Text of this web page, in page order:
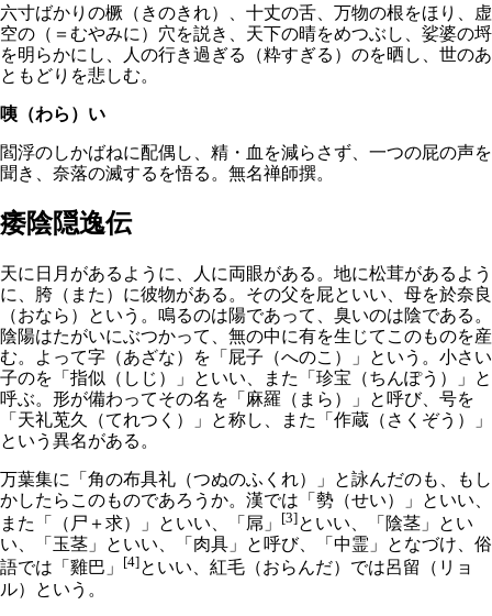
六寸ばかりの橛（きのきれ）、十丈の舌、万物の根をほり、虚
空の（＝むやみに）穴を説き、天下の晴をめつぶし、娑婆の埒
を明らかにし、人の行き過ぎる（粋すぎる）のを晒し、世のあ
ともどりを悲しむ。
咦（わら）い
閻浮のしかばねに配偶し、精・血を減らさず、一つの屁の声を
聞き、奈落の滅するを悟る。無名禅師撰。
痿陰隠逸伝
天に日月があるように、人に両眼がある。地に松茸があるよう
に、胯（また）に彼物がある。その父を屁といい、母を於奈良
（おなら）という。鳴るのは陽であって、臭いのは陰である。
陰陽はたがいにぶつかって、無の中に有を生じてこのものを産
む。よって字（あざな）を「屁子（へのこ）」という。小さい
子のを「指似（しじ）」といい、また「珍宝（ちんぽう）」と
呼ぶ。形が備わってその名を「麻羅（まら）」と呼び、号を
「天礼莵久（てれつく）」と称し、また「作蔵（さくぞう）」
という異名がある。
万葉集に「角の布具礼（つぬのふくれ）」と詠んだのも、もし
かしたらこのものであろうか。漢では「勢（せい）」といい、
また「（尸＋求）」といい、「屌」
[3]といい、「陰茎」とい
い、「玉茎」といい、「肉具」と呼び、「中霊」となづけ、俗
語では「雞巴」
[4]といい、紅毛（おらんだ）では呂留（リョ
ル）という。